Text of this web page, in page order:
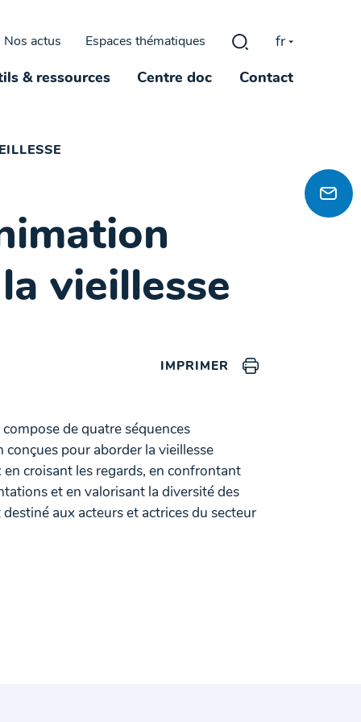
Nos actus Espaces thématiques Rechercher :
fr
& ressources Centre doc Contact
vieillesse
IMPRIMER
de quatre séquences
conçues pour aborder la vieillesse
en croisant les regards, en confrontant
et en valorisant la diversité des
destiné aux acteurs et actrices du secteur